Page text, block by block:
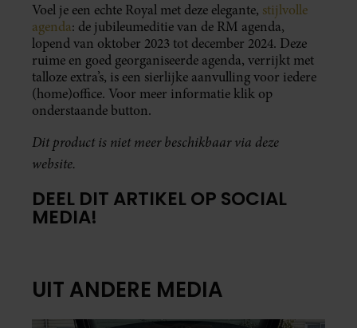
Voel je een echte Royal met deze elegante, stijlvolle
agenda: de jubileumeditie van de RM agenda,
lopend van oktober 2023 tot december 2024. Deze
ruime en goed georganiseerde agenda, verrijkt met
talloze extra’s, is een sierlijke aanvulling voor iedere
(home)office. Voor meer informatie klik op
onderstaande button.
Dit product is niet meer beschikbaar via deze
website.
DEEL DIT ARTIKEL OP SOCIAL
MEDIA!
UIT ANDERE MEDIA